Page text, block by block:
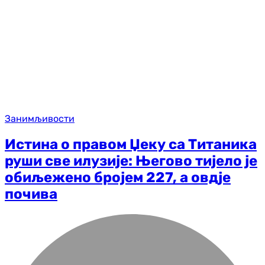
Занимљивости
Истина о правом Џеку са Титаника
руши све илузије: Његово тијело је
обиљежено бројем 227, а овдје
почива